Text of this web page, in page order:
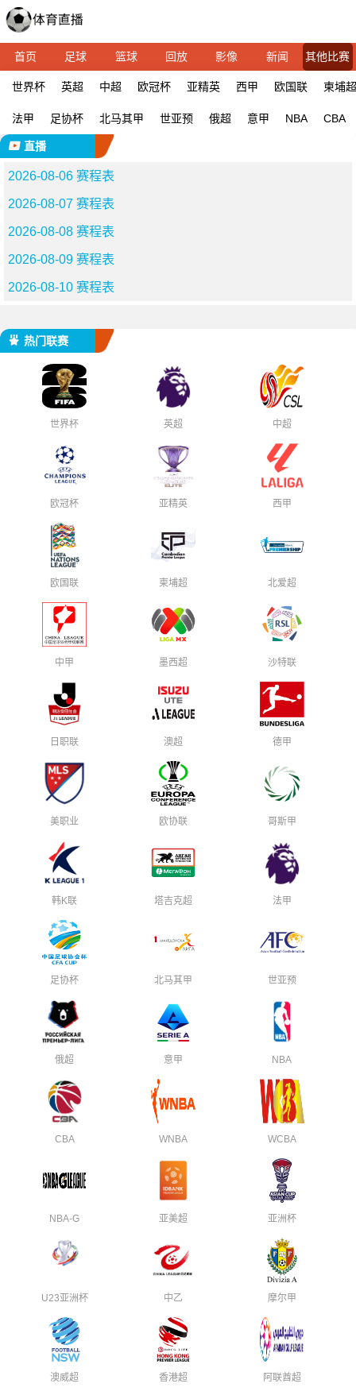
首页 足球 篮球 回放 影像 新闻 其他比赛
世界杯 英超 中超 欧冠杯 亚精英 西甲 欧国联 柬埔超
法甲 足协杯 北马其甲 世亚预 俄超 意甲 NBA CBA
直播
2026-08-06 赛程表
2026-08-07 赛程表
2026-08-08 赛程表
2026-08-09 赛程表
2026-08-10 赛程表
热门联赛
世界杯 英超 中超
欧冠杯 亚精英 西甲
欧国联 柬埔超 北爱超
中甲 墨西超 沙特联
日职联 澳超 德甲
美职业 欧协联 哥斯甲
韩K联 塔吉克超 法甲
足协杯 北马其甲 世亚预
俄超 意甲 NBA
CBA WNBA WCBA
NBA-G 亚美超 亚洲杯
U23亚洲杯 中乙 摩尔甲
澳威超 香港超 阿联酋超